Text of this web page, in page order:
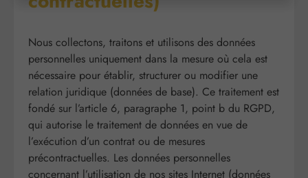
Nous collectons, traitons et utilisons des données
personnelles uniquement dans la mesure où cela est
nécessaire pour établir, structurer ou modifier une
relation juridique (données de base). Ce traitement est
fondé sur l’article 6, paragraphe 1, point b du RGPD,
qui autorise le traitement de données en vue de
l’exécution d’un contrat ou de mesures
précontractuelles. Les données personnelles
concernant l’utilisation de nos sites Internet (données